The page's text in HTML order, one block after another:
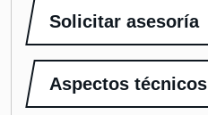
Solicitar asesoría
Aspectos técnicos